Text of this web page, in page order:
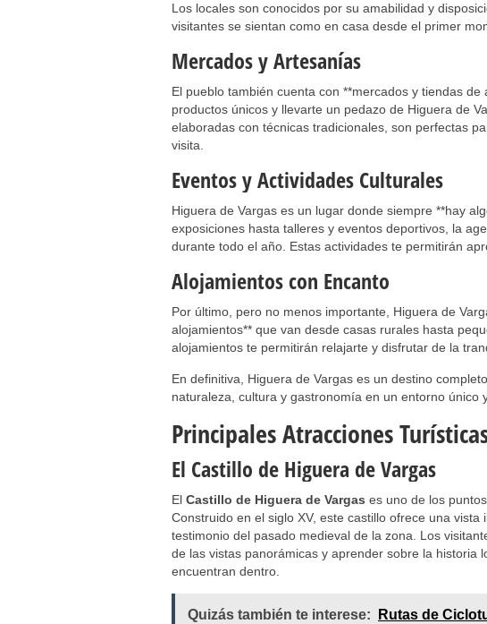
Los locales son conocidos por su amabilidad y
visitantes se sientan como en casa desde el primer
Mercados y Artesanías
El pueblo también cuenta con **mercados y tiendas
productos únicos y llevarte un pedazo de Higuera de
elaboradas con técnicas tradicionales, son perfectas
visita.
Eventos y Actividades Culturales
Higuera de Vargas es un lugar donde siempre **hay
exposiciones hasta talleres y eventos deportivos, la
durante todo el año. Estas actividades te permitirán
Alojamientos con Encanto
Por último, pero no menos importante, Higuera de
alojamientos** que van desde casas rurales hasta
alojamientos te permitirán relajarte y disfrutar de la
En definitiva, Higuera de Vargas es un destino
naturaleza, cultura y gastronomía en un entorno único
Principales Atracciones
El Castillo de Higuera de Vargas
El Castillo de Higuera de Vargas es uno de los
Construido en el siglo XV, este castillo ofrece una
testimonio del pasado medieval de la zona. Los
de las vistas panorámicas y aprender sobre la historia
encuentran dentro.
Quizás también te interese:
Rutas de